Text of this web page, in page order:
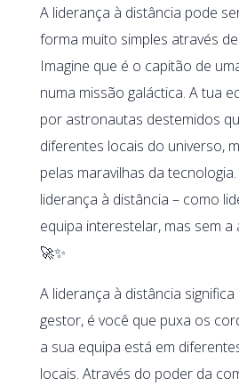
A liderança à distância pode
forma muito simples através
Imagine que é o capitão de
numa missão galáctica. A tua
por astronautas destemidos
diferentes locais do universo,
pelas maravilhas da
liderança à distância – como
equipa interestelar, mas sem a
🚀✨
A liderança à distância
gestor, é você que puxa os
a sua equipa está em
locais. Através do poder da